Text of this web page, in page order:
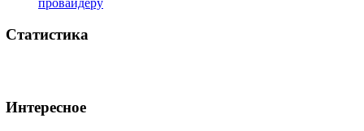
провайдеру
Статистика
Интересное